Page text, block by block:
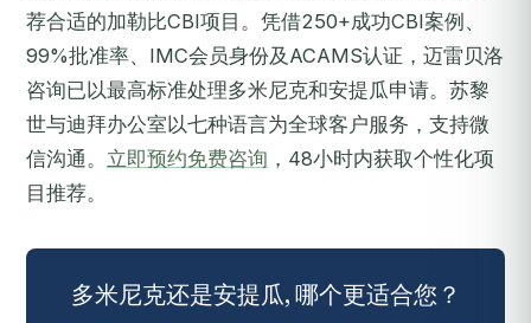
荐合适的加勒比CBI项目。凭借250+成功CBI案例、
99%批准率、IMC会员身份及ACAMS认证，迈雷贝洛
咨询已以最高标准处理多米尼克和安提瓜申请。苏黎
世与迪拜办公室以七种语言为全球客户服务，支持微
信沟通。 立即预约免费咨询 ，48小时内获取个性化项
目推荐。
多米尼克还是安提瓜, 哪个更适合您？